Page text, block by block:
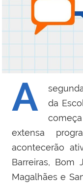
A
da
extensa
acontecerão
Barreiras, Bom
Magalhães e